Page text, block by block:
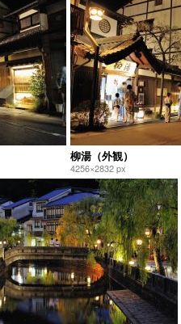
柳湯（外観）
4256×2832 px